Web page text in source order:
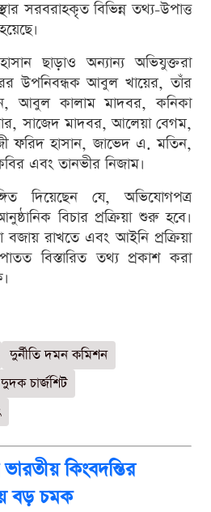
সরবরাহকৃত বিভিন্ন তথ্য-উপাত্ত
ছাড়াও অন্যান্য অভিযুক্তরা
উপনিবন্ধক আবুল খায়ের, তাঁর
আবুল কালাম মাদবর, কনিকা
সাজেদ মাদবর, আলেয়া বেগম,
ফরিদ হাসান, জাভেদ এ. মতিন,
এবং তানভীর নিজাম।
দিয়েছেন যে, অভিযোগপত্র
বিচার প্রক্রিয়া শুরু হবে।
রাখতে এবং আইনি প্রক্রিয়া
বিস্তারিত তথ্য প্রকাশ করা
দুর্নীতি দমন কমিশন
দুদক চার্জশিট
ভারতীয় কিংবদন্তির
বড় চমক